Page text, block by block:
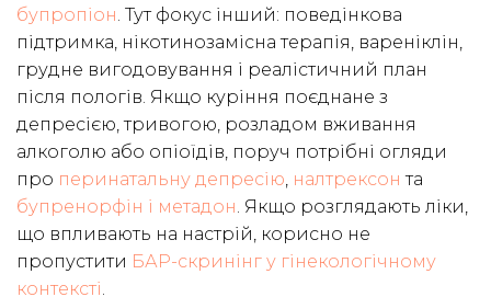
бупропіон. Тут фокус інший: поведінкова
підтримка, нікотинозамісна терапія, вареніклін,
грудне вигодовування і реалістичний план
після пологів. Якщо куріння поєднане з
депресією, тривогою, розладом вживання
алкоголю або опіоїдів, поруч потрібні огляди
про перинатальну депресію, налтрексон та
бупренорфін і метадон. Якщо розглядають ліки,
що впливають на настрій, корисно не
пропустити БАР-скринінг у гінекологічному
контексті.